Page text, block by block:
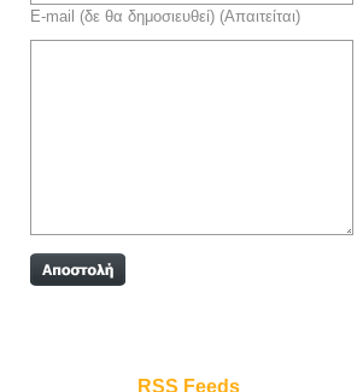
E-mail (δε θα δημοσιευθεί) (Απαιτείται)
RSS Feeds